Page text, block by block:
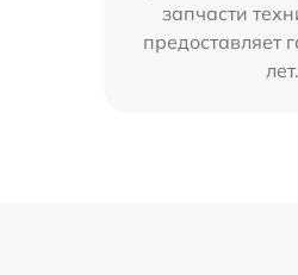
запчасти
предоставляет
лет.